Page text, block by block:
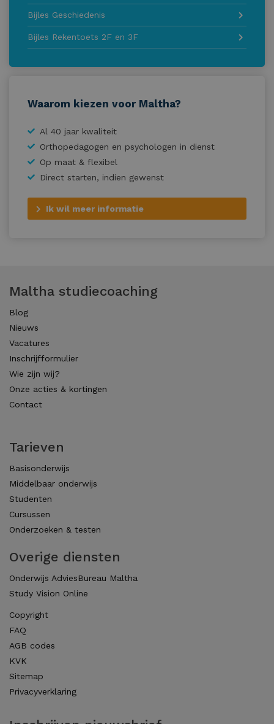
Bijles Geschiedenis
Bijles Rekentoets 2F en 3F
Waarom kiezen voor Maltha?
Al 40 jaar kwaliteit
Orthopedagogen en psychologen in dienst
Op maat & flexibel
Direct starten, indien gewenst
Ik wil meer informatie
Maltha studiecoaching
Blog
Nieuws
Vacatures
Inschrijfformulier
Wie zijn wij?
Onze acties & kortingen
Contact
Tarieven
Basisonderwijs
Middelbaar onderwijs
Studenten
Cursussen
Onderzoeken & testen
Overige diensten
Onderwijs AdviesBureau Maltha
Study Vision Online
Copyright
FAQ
AGB codes
KVK
Sitemap
Privacyverklaring